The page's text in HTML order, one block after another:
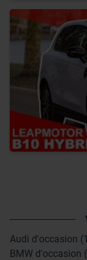
Audi d'occasion
BMW d'occasion